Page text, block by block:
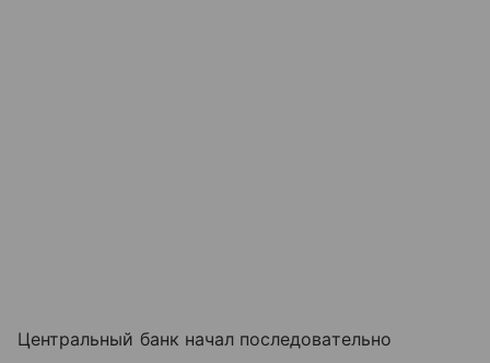
Центральный банк начал последовательно